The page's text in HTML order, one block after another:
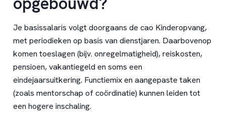
Je basissalaris volgt doorgaans de cao Kinderopvang,
met periodieken op basis van dienstjaren. Daarbovenop
komen toeslagen (bijv. onregelmatigheid), reiskosten,
pensioen, vakantiegeld en soms een
eindejaarsuitkering. Functiemix en aangepaste taken
(zoals mentorschap of coördinatie) kunnen leiden tot
een hogere inschaling.